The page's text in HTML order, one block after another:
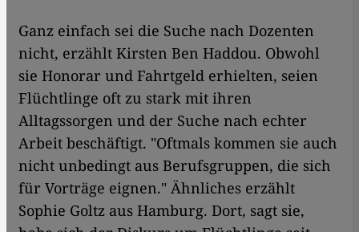
Ganz einfach sei die Suche nach Dozenten
nicht, erzählt Kirsten Ben Haddou. Obwohl
sie Honorar und Fahrtgeld erhielten, seien
Flüchtlinge oft zu stark mit ihren
Alltagssorgen und der Suche nach echter
Arbeit beschäftigt. "Oftmals kommen sie auch
nicht unbedingt aus Berufsgruppen, die sich
für Vorträge eignen." Ähnliches erzählt
Sophie Goltz aus Hamburg. Dort, sagt sie,